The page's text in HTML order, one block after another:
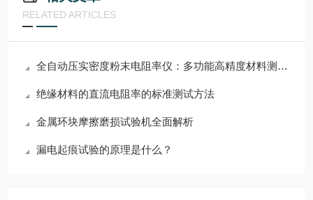
RELATED ARTICLES
全自动压实密度粉末电阻率仪：多功能高精度材料测试解决方案
绝缘材料的直流电阻率的标准测试方法
金属环块摩擦磨损试验机全面解析
漏电起痕试验的原理是什么？